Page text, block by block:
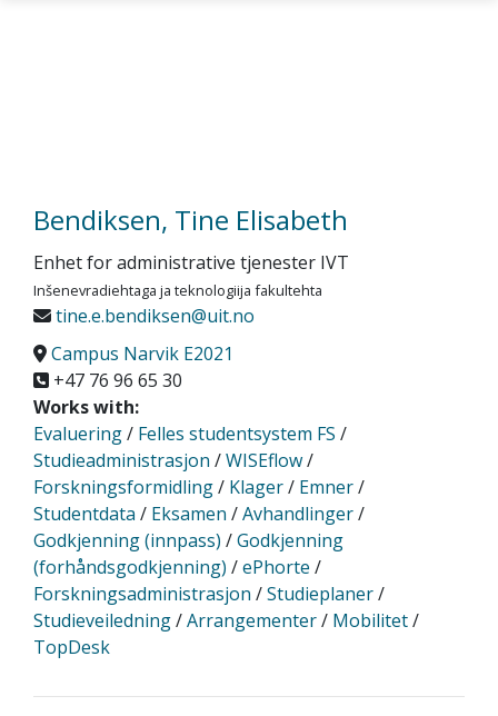
Bendiksen, Tine Elisabeth
Enhet for administrative tjenester IVT
Inšenevradiehtaga ja teknologiija fakultehta
tine.e.bendiksen@uit.no
Campus Narvik E2021
+47 76 96 65 30
Works with:
Evaluering/ Felles studentsystem FS /
Studieadministrasjon /WISEflow/
Forskningsformidling/ Klager/ Emner/
Studentdata / Eksamen /Avhandlinger/
Godkjenning (innpass) /Godkjenning
(forhåndsgodkjenning) /ePhorte /
Forskningsadministrasjon /Studieplaner/
Studieveiledning/Arrangementer/ Mobilitet/
TopDesk